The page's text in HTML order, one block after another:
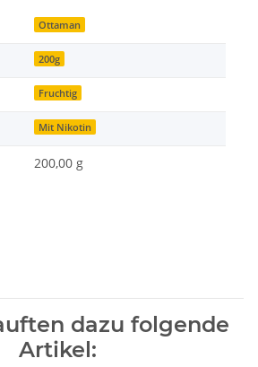
Ottaman
200g
Fruchtig
Mit Nikotin
200,00 g
dazu folgende
Artikel: